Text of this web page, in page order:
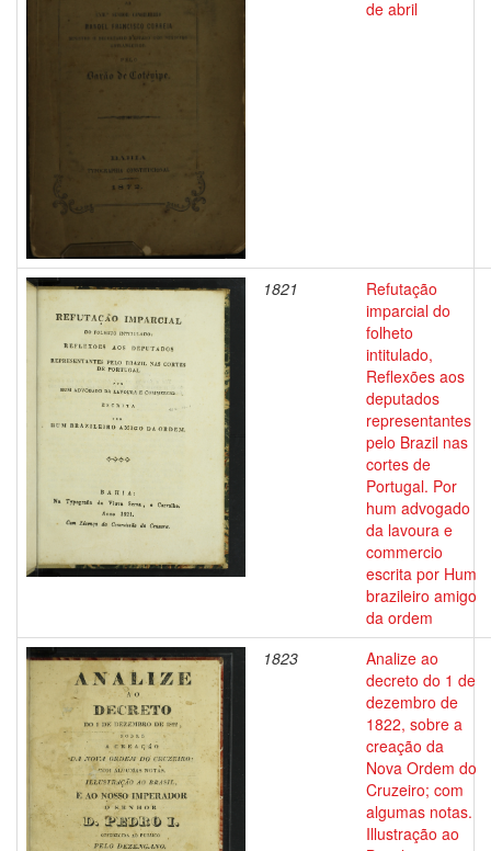
de abril
1821
Refutação
imparcial do
folheto
intitulado,
Reflexões aos
deputados
representantes
pelo Brazil nas
cortes de
Portugal. Por
hum advogado
da lavoura e
commercio
escrita por Hum
brazileiro amigo
da ordem
1823
Analize ao
decreto do 1 de
dezembro de
1822, sobre a
creação da
Nova Ordem do
Cruzeiro; com
algumas notas.
Illustração ao